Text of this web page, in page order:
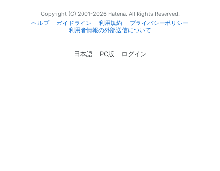
Copyright (C) 2001-2026 Hatena. All Rights Reserved.
ヘルプ
ガイドライン 利用規約
プライバシーポリシー
利用者情報の外部送信について
日本語 PC版 ログイン